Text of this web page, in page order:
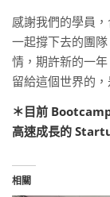
感謝我們的學員
一起撐下去的團
情，期許新的一
留給這個世界的
＊目前
高速成長的
相關